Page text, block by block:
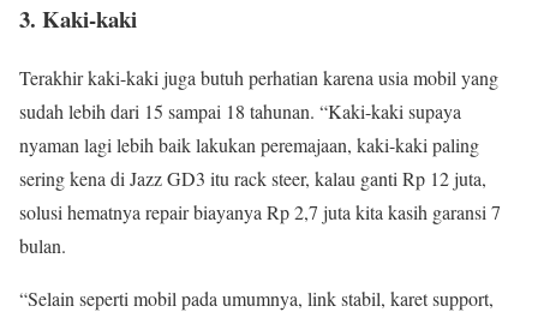
3. Kaki-kaki
Terakhir kaki-kaki juga butuh perhatian karena usia mobil yang
sudah lebih dari 15 sampai 18 tahunan. “Kaki-kaki supaya
nyaman lagi lebih baik lakukan peremajaan, kaki-kaki paling
sering kena di Jazz GD3 itu rack steer, kalau ganti Rp 12 juta,
solusi hematnya repair biayanya Rp 2,7 juta kita kasih garansi 7
bulan.
“Selain seperti mobil pada umumnya, link stabil, karet support,